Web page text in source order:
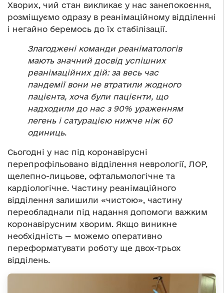
Хворих, чий стан викликає у нас занепокоєння,
розміщуємо одразу в реанімаційному відділенні
і негайно беремось до їх стабілізації.
Злагоджені команди реаніматологів
мають значний досвід успішних
реанімаційних дій: за весь час
пандемії вони не втратили жодного
пацієнта, хоча були пацієнти, що
надходили до нас з 90% ураженням
легень і сатурацією нижче ніж 60
одиниць.
Сьогодні у нас під коронавірусні
перепрофільовано відділення неврології, ЛОР,
щелепно-лицьове, офтальмологічне та
кардіологічне. Частину реанімаційного
відділення залишили «чистою», частину
переобладнали під надання допомоги важким
коронавірусним хворим. Якщо виникне
необхідність — можемо оперативно
переформатувати роботу ще двох-трьох
відділень.